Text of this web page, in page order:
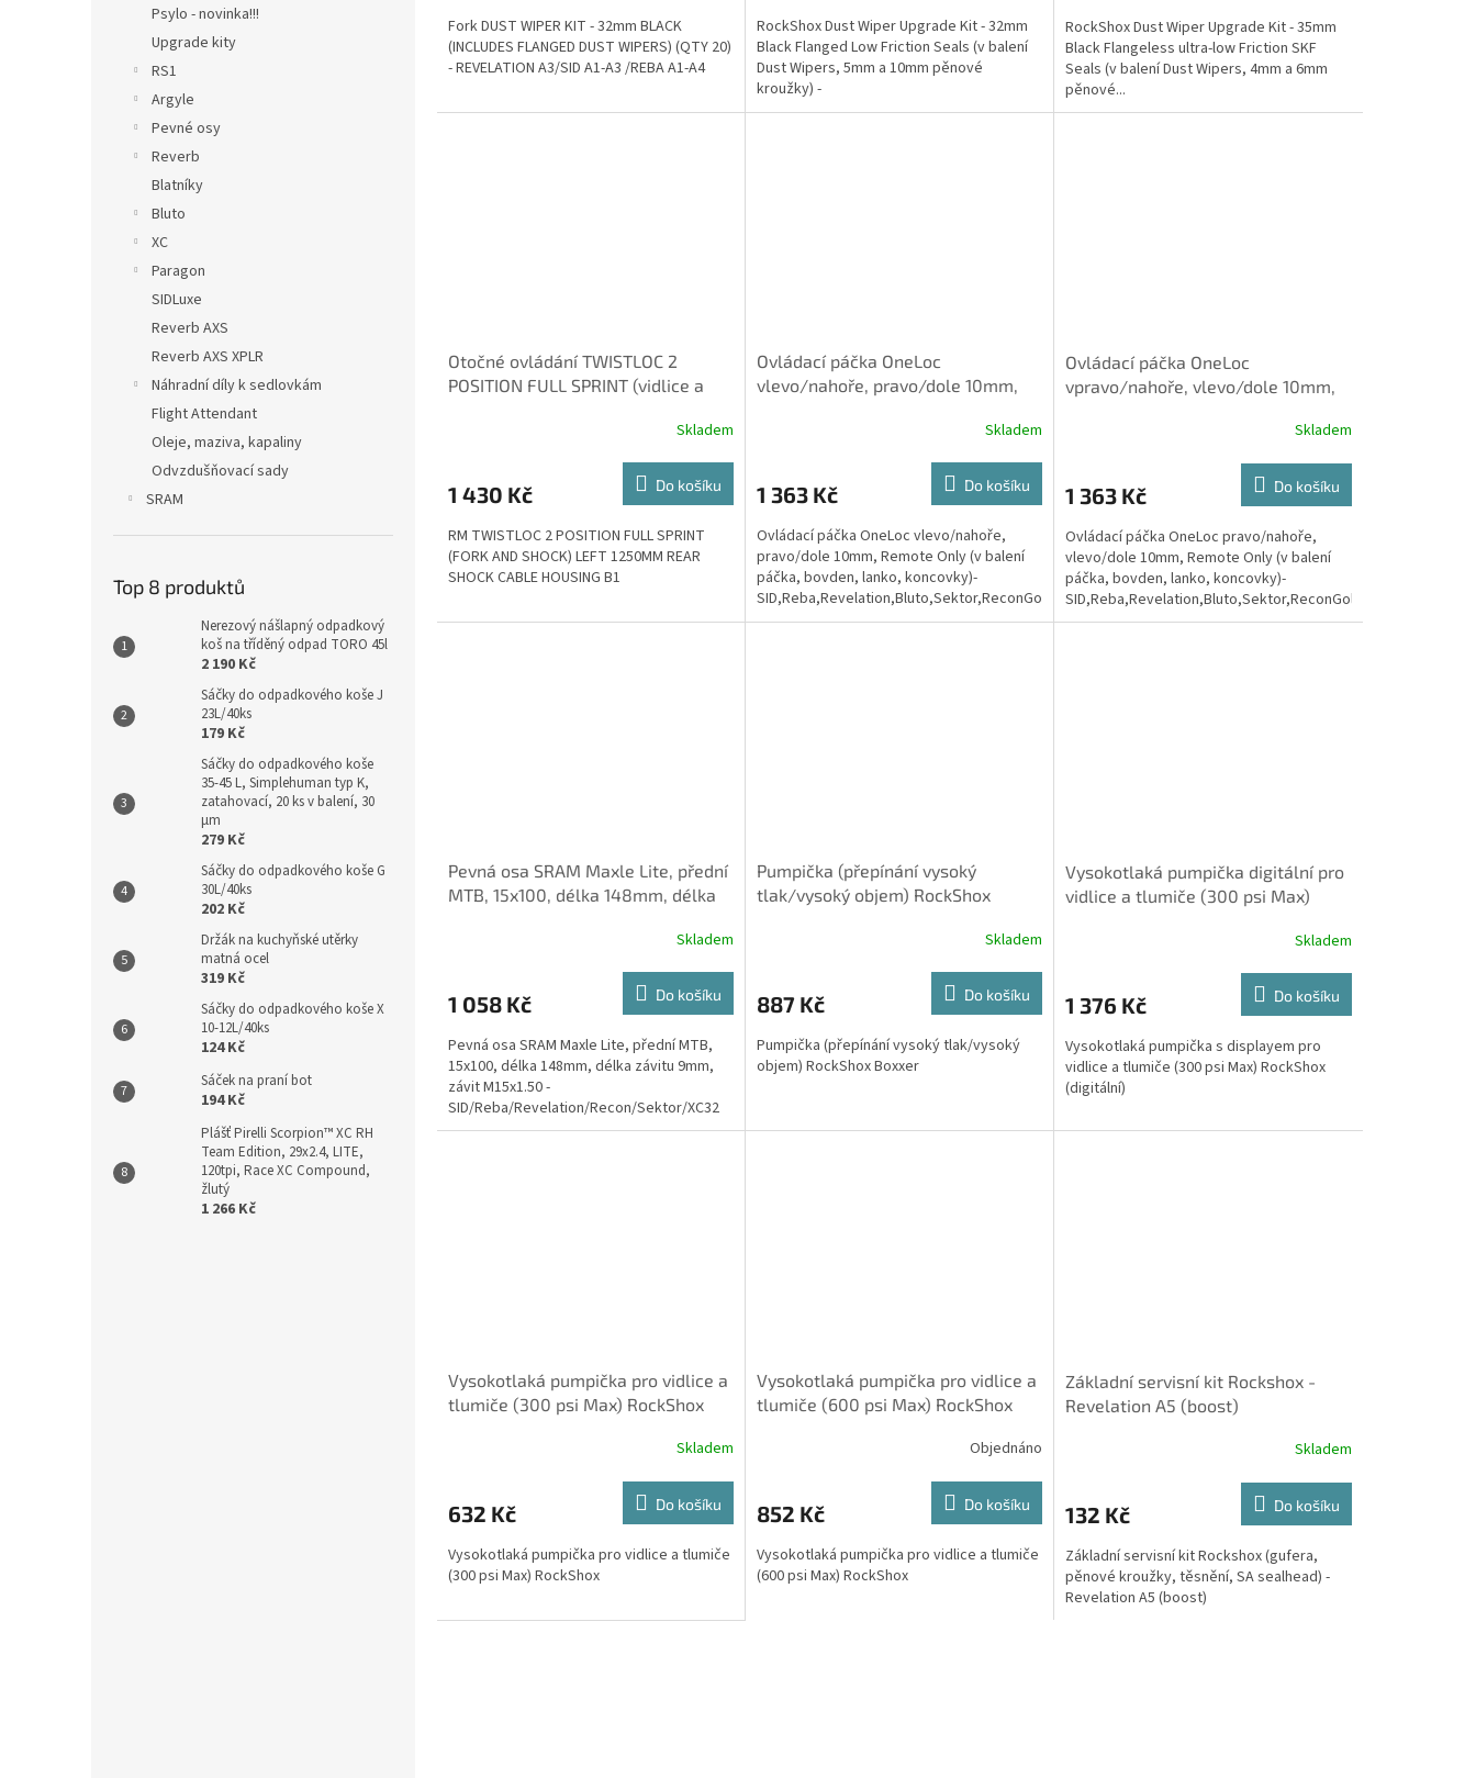
Psylo - novinka!!!
Upgrade kity
RS1
Argyle
Pevné osy
Reverb
Blatníky
Bluto
XC
Paragon
SIDLuxe
Reverb AXS
Reverb AXS XPLR
Náhradní díly k sedlovkám
Flight Attendant
Oleje, maziva, kapaliny
Odvzdušňovací sady
SRAM
Top 8 produktů
Nerezový nášlapný odpadkový
koš na tříděný odpad TORO 45l
2 190 Kč
Sáčky do odpadkového koše J
23L/40ks
179 Kč
Sáčky do odpadkového koše
35-45 L, Simplehuman typ K,
zatahovací, 20 ks v balení, 30
µm
279 Kč
Sáčky do odpadkového koše G
30L/40ks
202 Kč
Držák na kuchyňské utěrky
matná ocel
319 Kč
Sáčky do odpadkového koše X
10-12L/40ks
124 Kč
Sáček na praní bot
194 Kč
Plášť Pirelli Scorpion™ XC RH
Team Edition, 29x2.4, LITE,
120tpi, Race XC Compound,
žlutý
1 266 Kč
Fork DUST WIPER KIT - 32mm BLACK
(INCLUDES FLANGED DUST WIPERS) (QTY 20)
- REVELATION A3/SID A1-A3 /REBA A1-A4
RockShox Dust Wiper Upgrade Kit - 32mm
Black Flanged Low Friction Seals (v balení
Dust Wipers, 5mm a 10mm pěnové
kroužky) -
SID/Revelation/Reba/Argle/Sektor/TORA/Recon/XC32
RockShox Dust Wiper Upgrade Kit - 35mm
Black Flangeless ultra-low Friction SKF
Seals (v balení Dust Wipers, 4mm a 6mm
pěnové...
Otočné ovládání TWISTLOC 2
POSITION FULL SPRINT (vidlice a
Skladem
1 430 Kč Do košíku
RM TWISTLOC 2 POSITION FULL SPRINT
(FORK AND SHOCK) LEFT 1250MM REAR
SHOCK CABLE HOUSING B1
Ovládací páčka OneLoc
vlevo/nahoře, pravo/dole 10mm,
Skladem
1 363 Kč Do košíku
Ovládací páčka OneLoc vlevo/nahoře,
pravo/dole 10mm, Remote Only (v balení
páčka, bovden, lanko, koncovky)-
SID,Reba,Revelation,Bluto,Sektor,ReconGold(2013-
2017)
Ovládací páčka OneLoc
vpravo/nahoře, vlevo/dole 10mm,
Skladem
1 363 Kč Do košíku
Ovládací páčka OneLoc pravo/nahoře,
vlevo/dole 10mm, Remote Only (v balení
páčka, bovden, lanko, koncovky)-
SID,Reba,Revelation,Bluto,Sektor,ReconGold(2013-
2017)
Pevná osa SRAM Maxle Lite, přední
MTB, 15x100, délka 148mm, délka
Skladem
1 058 Kč Do košíku
Pevná osa SRAM Maxle Lite, přední MTB,
15x100, délka 148mm, délka závitu 9mm,
závit M15x1.50 -
SID/Reba/Revelation/Recon/Sektor/XC32
Pumpička (přepínání vysoký
tlak/vysoký objem) RockShox
Skladem
887 Kč Do košíku
Pumpička (přepínání vysoký tlak/vysoký
objem) RockShox Boxxer
Vysokotlaká pumpička digitální pro
vidlice a tlumiče (300 psi Max)
Skladem
1 376 Kč Do košíku
Vysokotlaká pumpička s displayem pro
vidlice a tlumiče (300 psi Max) RockShox
(digitální)
Vysokotlaká pumpička pro vidlice a
tlumiče (300 psi Max) RockShox
Skladem
632 Kč Do košíku
Vysokotlaká pumpička pro vidlice a tlumiče
(300 psi Max) RockShox
Vysokotlaká pumpička pro vidlice a
tlumiče (600 psi Max) RockShox
Objednáno
852 Kč Do košíku
Vysokotlaká pumpička pro vidlice a tlumiče
(600 psi Max) RockShox
Základní servisní kit Rockshox -
Revelation A5 (boost)
Skladem
132 Kč Do košíku
Základní servisní kit Rockshox (gufera,
pěnové kroužky, těsnění, SA sealhead) -
Revelation A5 (boost)